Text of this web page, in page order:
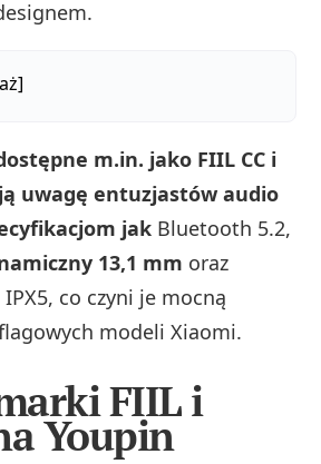
m.in. jako FIIL CC i
uwagę entuzjastów audio
jak Bluetooth 5.2,
13,1 mm oraz
co czyni je mocną
modeli Xiaomi.
FIIL i
Youpin